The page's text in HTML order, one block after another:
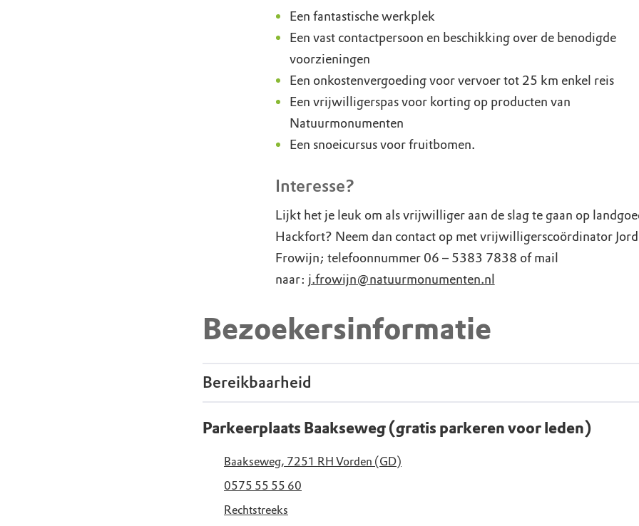
Een fantastische werkplek
Een vast contactpersoon en beschikking over de benodigde
voorzieningen
Een onkostenvergoeding voor vervoer tot 25 km enkel reis
Een vrijwilligerspas voor korting op producten van
Natuurmonumenten
Een snoeicursus voor fruitbomen.
Interesse?
Lijkt het je leuk om als vrijwilliger aan de slag te gaan op
Hackfort? Neem dan contact op met vrijwilligerscoördinator
Frowijn; telefoonnummer 06 – 5383 7838 of mail
naar: j.frowijn@natuurmonumenten.nl
Bezoekersinformatie
Bereikbaarheid
Parkeerplaats Baakseweg (gratis parkeren voor leden)
Baakseweg, 7251 RH Vorden (GD)
0575 55 55 60
Rechtstreeks